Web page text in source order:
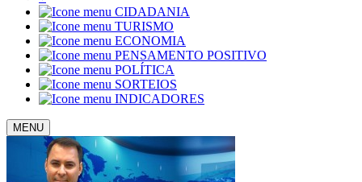
CIDADANIA
TURISMO
ECONOMIA
PENSAMENTO POSITIVO
POLÍTICA
SORTEIOS
INDICADORES
MENU